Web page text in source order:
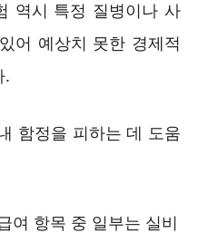
역시 특정 질병이나 사
어 예상치 못한 경제적
.
함정을 피하는 데 도움
여 항목 중 일부는 실비